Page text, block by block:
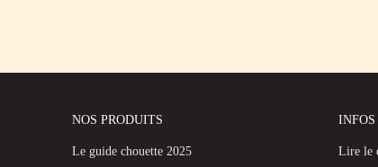
NOS PRODUITS
Le guide chouette 2025
INFOS
Lire le